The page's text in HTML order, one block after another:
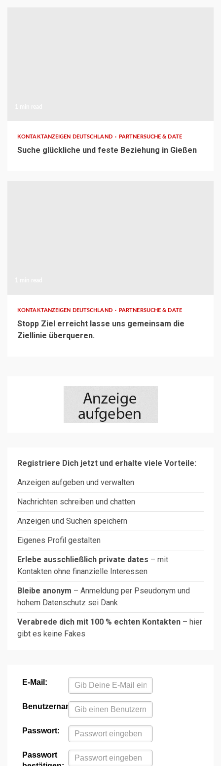
KONTAKTANZEIGEN DEUTSCHLAND PARTNERSUCHE & DATE
Suche glückliche und feste Beziehung in Gießen
KONTAKTANZEIGEN DEUTSCHLAND PARTNERSUCHE & DATE
Stopp Ziel erreicht lasse uns gemeinsam die
Ziellinie überqueren.
Registriere Dich jetzt und erhalte viele Vorteile:
Anzeigen aufgeben und verwalten
Nachrichten schreiben und chatten
Anzeigen und Suchen speichern
Eigenes Profil gestalten
Erlebe ausschließlich private dates – mit
Kontakten ohne finanzielle Interessen
Bleibe anonym – Anmeldung per Pseudonym und
hohem Datenschutz sei Dank
Verabrede dich mit 100 % echten Kontakten – hier
gibt es keine Fakes